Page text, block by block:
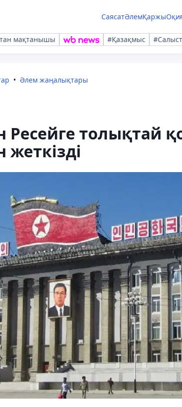
СаясатӘлемҚаржы
мақтанышы #Қазақмыс
Әлем жаңалықтары
толықтай
жеткізді